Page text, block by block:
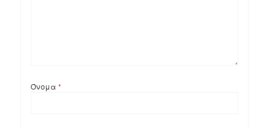
Όνομα *